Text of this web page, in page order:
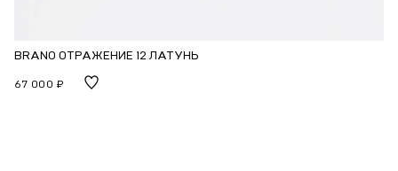
BRANO ОТРАЖЕНИЕ 12 ЛАТУНЬ
67 000 ₽